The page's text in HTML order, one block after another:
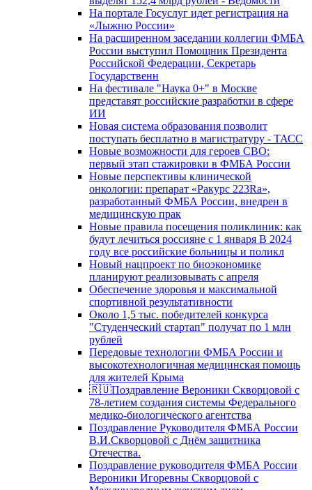
На портале Госуслуг идет регистрация на
«Лыжню России»
На расширенном заседании коллегии ФМБА
России выступил Помощник Президента
Российской Федерации, Секретарь
Государственн
На фестивале "Наука 0+" в Москве
представят российские разработки в сфере
ИИ
Новая система образования позволит
поступать бесплатно в магистратуру - ТАСС
Новые возможности для героев СВО:
первый этап стажировки в ФМБА России
Новые перспективы клинической
онкологии: препарат «Ракурс 223Ra»,
разработанный ФМБА России, внедрен в
медицинскую прак
Новые правила посещения поликлиник: как
будут лечиться россияне с 1 января В 2024
году все российские больницы и поликл
Новый нацпроект по биоэкономике
планируют реализовывать с апреля
Обеспечение здоровья и максимальной
спортивной результативности
Около 1,5 тыс. победителей конкурса
"Студенческий стартап" получат по 1 млн
рублей
Передовые технологии ФМБА России и
высокотехнологичная медицинская помощь
для жителей Крыма
🇷🇺Поздравление Вероники Скворцовой с
78-летием создания системы Федерального
медико-биологического агентства
Поздравление Руководителя ФМБА России
В.И.Скворцовой с Днём защитника
Отечества.
Поздравление руководителя ФМБА России
Вероники Игоревны Скворцовой с